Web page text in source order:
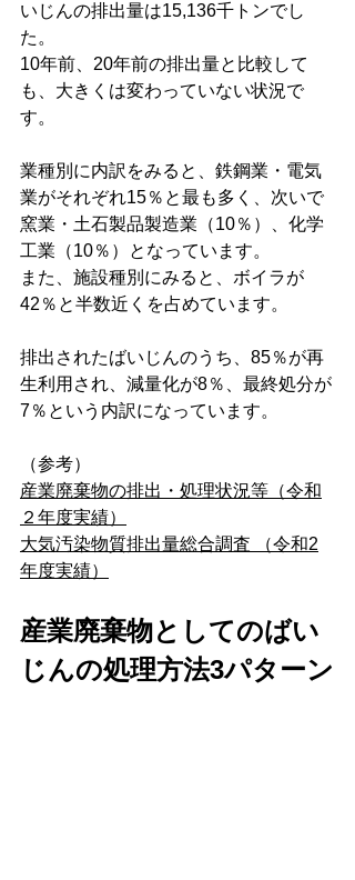
いじんの排出量は15,136千トンでし
た。
10年前、20年前の排出量と比較して
も、大きくは変わっていない状況で
す。
業種別に内訳をみると、鉄鋼業・電気
業がそれぞれ15％と最も多く、次いで
窯業・土石製品製造業（10％）、化学
工業（10％）となっています。
また、施設種別にみると、ボイラが
42％と半数近くを占めています。
排出されたばいじんのうち、85％が再
生利用され、減量化が8％、最終処分が
7％という内訳になっています。
（参考）
産業廃棄物の排出・処理状況等（令和
２年度実績）
大気汚染物質排出量総合調査 （令和2
年度実績）
産業廃棄物としてのばい
じんの処理方法3パターン